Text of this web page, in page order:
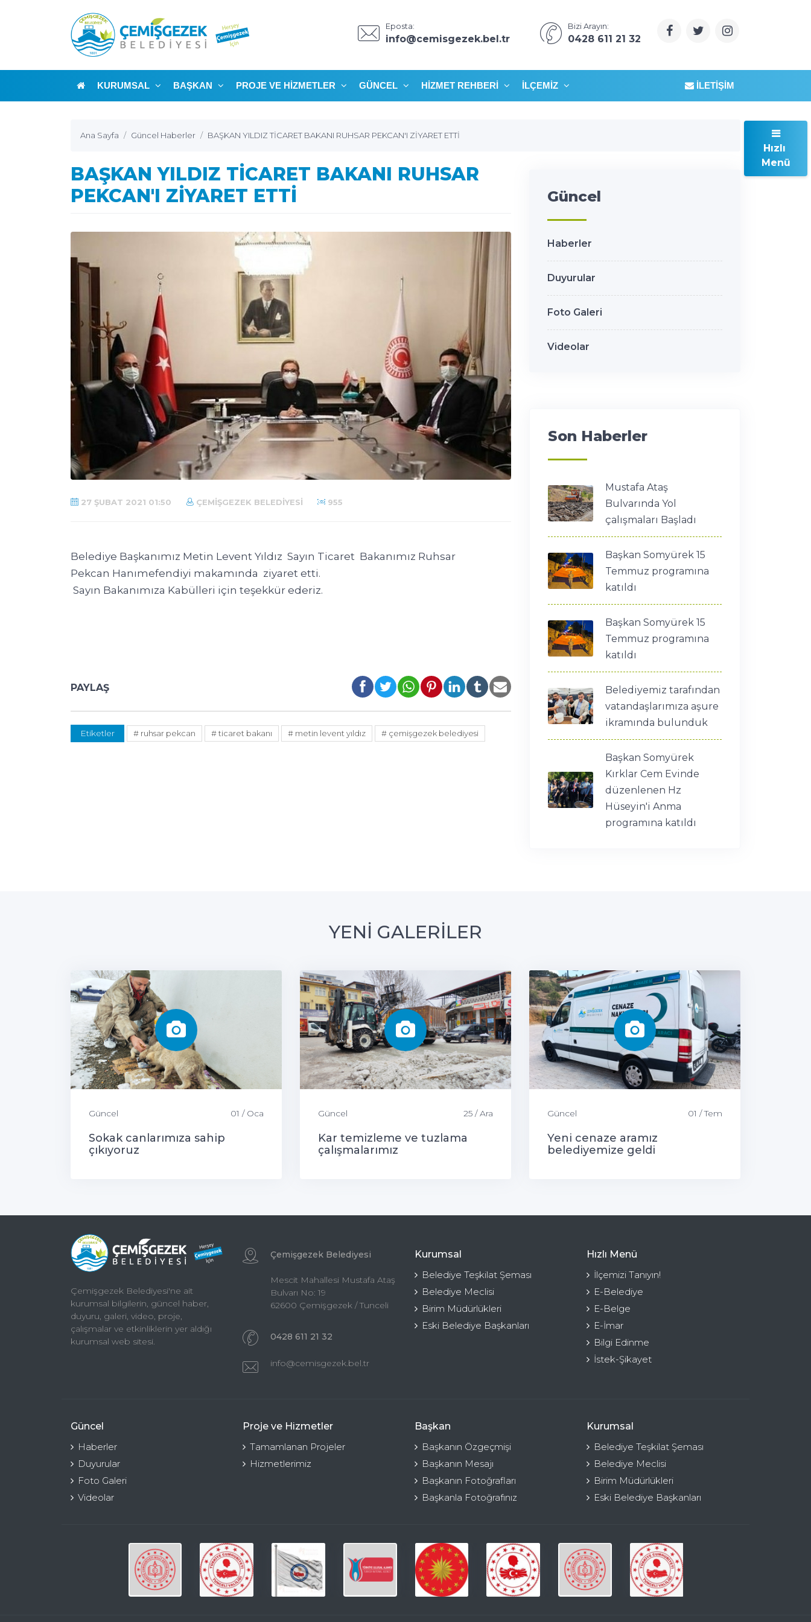
Eposta:
info@cemisgezek.bel.tr
Bizi Arayın:
0428 611 21 32
KURUMSAL BAŞKAN PROJE VE HIZMETLER GÜNCEL HIZMET REHBERI İLÇEMIZ İLETIŞIM
Ana Sayfa Güncel Haberler BAŞKAN YILDIZ TİCARET BAKANI RUHSAR PEKCAN'I ZİYARET ETTİ
BAŞKAN YILDIZ TİCARET BAKANI RUHSAR
PEKCAN'I ZİYARET ETTİ
27 ŞUBAT 2021 01:50 ÇEMIŞGEZEK BELEDIYESI 955
Belediye Başkanımız Metin Levent Yıldız Sayın Ticaret Bakanımız Ruhsar
Pekcan Hanımefendiyi makamında ziyaret etti.
Sayın Bakanımıza Kabülleri için teşekkür ederiz.
PAYLAŞ
Etiketler # ruhsar pekcan # ticaret bakanı # metin levent yıldız # çemişgezek belediyesi
Güncel
Haberler
Duyurular
Foto Galeri
Videolar
Son Haberler
Mustafa Ataş
Bulvarında Yol
çalışmaları Başladı
Başkan Somyürek 15
Temmuz programına
katıldı
Başkan Somyürek 15
Temmuz programına
katıldı
Belediyemiz tarafından
vatandaşlarımıza aşure
ikramında bulunduk
Başkan Somyürek
Kırklar Cem Evinde
düzenlenen Hz
Hüseyin'i Anma
programına katıldı
YENİ GALERİLER
Güncel 01 / Oca
Sokak canlarımıza sahip
çıkıyoruz
Güncel 25 / Ara
Kar temizleme ve tuzlama
çalışmalarımız
Güncel 01 / Tem
Yeni cenaze aramız
belediyemize geldi
Çemişgezek Belediyesi'ne ait
kurumsal bilgilerin, güncel haber,
duyuru, galeri, video, proje,
çalışmalar ve etkinliklerin yer aldığı
kurumsal web sitesi.
Çemişgezek Belediyesi
Mescit Mahallesi Mustafa Ataş
Bulvarı No: 19
62600 Çemişgezek / Tunceli
0428 611 21 32
info@cemisgezek.bel.tr
Kurumsal
Belediye Teşkilat Şeması
Belediye Meclisi
Birim Müdürlükleri
Eski Belediye Başkanları
Hızlı Menü
İlçemizi Tanıyın!
E-Belediye
E-Belge
E-İmar
Bilgi Edinme
İstek-Şikayet
Güncel
Haberler
Duyurular
Foto Galeri
Videolar
Proje ve Hizmetler
Tamamlanan Projeler
Hizmetlerimiz
Başkan
Başkanın Özgeçmişi
Başkanın Mesajı
Başkanın Fotoğrafları
Başkanla Fotoğrafınız
Kurumsal
Belediye Teşkilat Şeması
Belediye Meclisi
Birim Müdürlükleri
Eski Belediye Başkanları
Hızlı
Menü